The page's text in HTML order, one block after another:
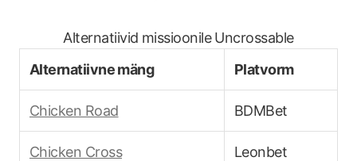
Alternatiivid missioonile Uncrossable
Alternatiivne mäng
Platvorm
Chicken Road BDMBet
Chicken Cross Leonbet